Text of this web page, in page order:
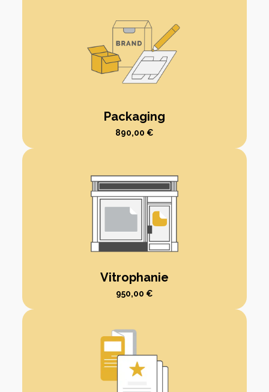
Packaging
890,00 €
Vitrophanie
950,00 €